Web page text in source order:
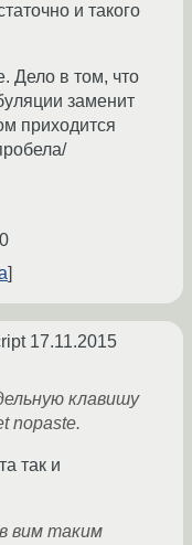
и такого
Дело в том, что
заменит
приходится
17.11.2015
клавишу
nopaste.
так и
вим таким